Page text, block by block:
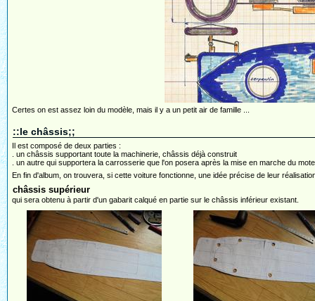
Certes on est assez loin du modèle, mais il y a un petit air de famille ...
::le châssis;;
Il est composé de deux parties :
. un châssis supportant toute la machinerie, châssis déjà construit
. un autre qui supportera la carrosserie que l'on posera après la mise en marche du
En fin d'album, on trouvera, si cette voiture fonctionne, une idée précise de leur
châssis supérieur
qui sera obtenu à partir d'un gabarit calqué en partie sur le châssis inférieur existant.